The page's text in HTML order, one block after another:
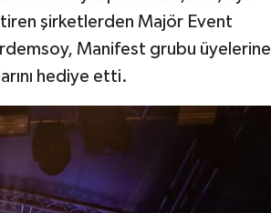
şirketlerden Majör Event
Manifest grubu üyelerine
hediye etti.